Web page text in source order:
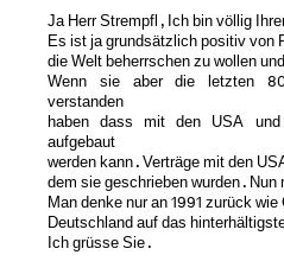
Ja Herr Strempfl , Ich bin völlig
Es ist ja grundsätzlich positiv von
die Welt beherrschen zu wollen
Wenn sie aber die letzten
verstanden
haben dass mit den USA und
aufgebaut
werden kann . Verträge mit den
dem sie geschrieben wurden .
Man denke nur an 1991 zurück
Deutschland auf das
Ich grüsse Sie .